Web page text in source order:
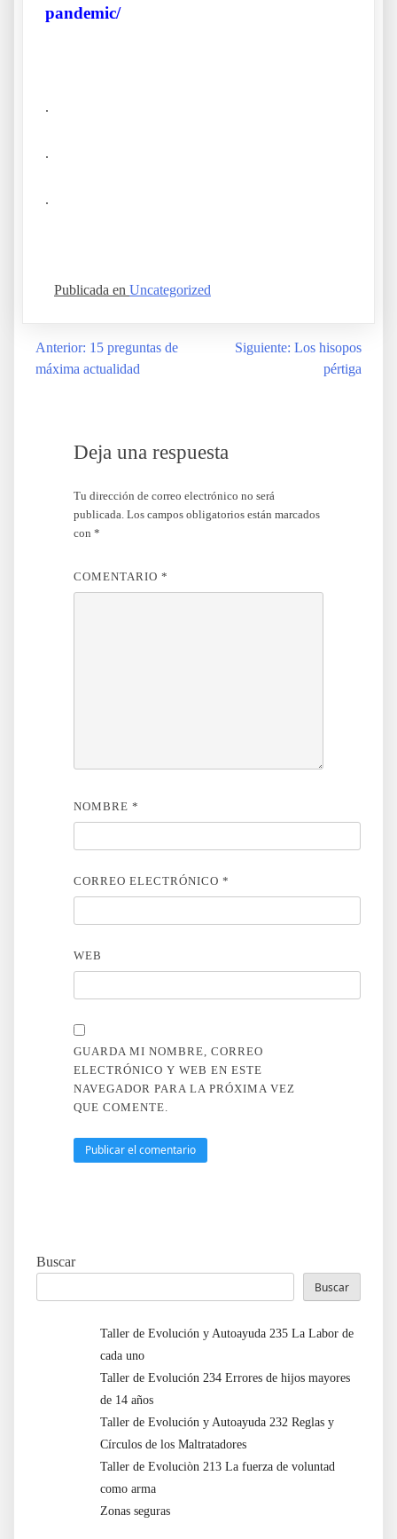
pandemic/
.
.
.
Publicada en Uncategorized
Navegación
Anterior: 15 preguntas de
máxima actualidad
Siguiente: Los hisopos
pértiga
Deja una respuesta
Tu dirección de correo electrónico no será
publicada. Los campos obligatorios están marcados
con *
COMENTARIO *
NOMBRE *
CORREO ELECTRÓNICO *
WEB
GUARDA MI NOMBRE, CORREO
ELECTRÓNICO Y WEB EN ESTE
NAVEGADOR PARA LA PRÓXIMA VEZ
QUE COMENTE.
Buscar
Buscar
Taller de Evolución y Autoayuda 235 La Labor de
cada uno
Taller de Evolución 234 Errores de hijos mayores
de 14 años
Taller de Evolución y Autoayuda 232 Reglas y
Círculos de los Maltratadores
Taller de Evoluciòn 213 La fuerza de voluntad
como arma
Zonas seguras